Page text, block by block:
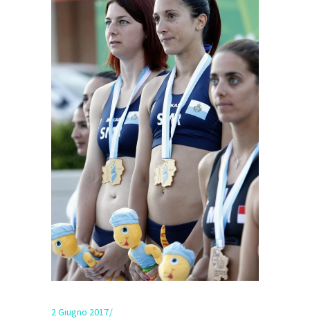
2 Giugno 2017